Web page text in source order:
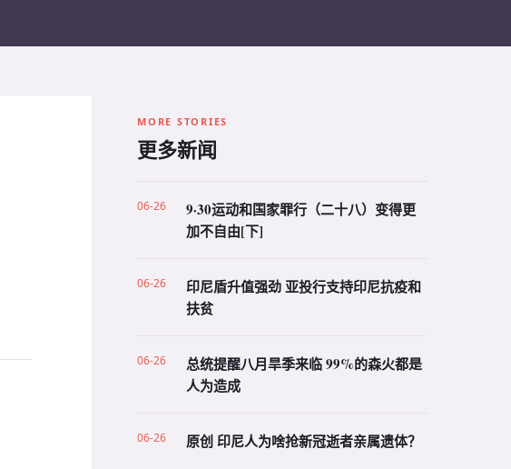
MORE STORIES
更多新闻
06-26
9·30运动和国家罪行（二十八）变得更
加不自由[下]
06-26
印尼盾升值强劲 亚投行支持印尼抗疫和
扶贫
06-26
总统提醒八月旱季来临 99%的森火都是
人为造成
06-26 原创 印尼人为啥抢新冠逝者亲属遗体？